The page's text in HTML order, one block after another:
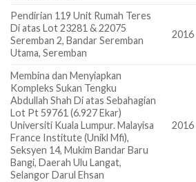
Pendirian 119 Unit Rumah Teres
Di atas Lot 23281 & 22075
Seremban 2, Bandar Seremban
Utama, Seremban
2016
Membina dan Menyiapkan
Kompleks Sukan Tengku
Abdullah Shah Di atas Sebahagian
Lot Pt 59761 (6.927 Ekar)
Universiti Kuala Lumpur. Malayisa
France Institute (Unikl Mfi),
Seksyen 14, Mukim Bandar Baru
Bangi, Daerah Ulu Langat,
Selangor Darul Ehsan
2016